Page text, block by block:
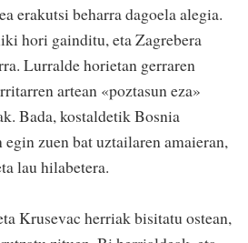
erakutsi beharra dagoela alegia.
hori gainditu, eta Zagrebera
Lurralde horietan gerraren
artean «poztasun eza»
Bada, kostaldetik Bosnia
zuen bat uztailaren amaieran,
lau hilabetera.
Krusevac herriak bisitatu ostean,